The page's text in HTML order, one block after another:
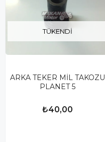
TÜKENDI
ARKA TEKER MİL TAKOZU
PLANET 5
₺40,00